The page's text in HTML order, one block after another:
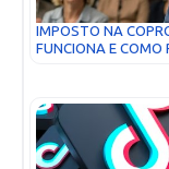
IMPOSTO NA
FUNCIONA E COMO